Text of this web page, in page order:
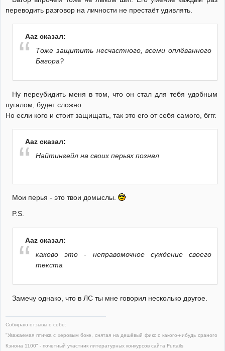
переводить разговор на личности не престаёт удивлять.
Aaz сказал:
Тоже защитить несчастного, всеми оплёванного
Багора?
Ну переубидить меня в том, что он стал для тебя удобным
пугалом, будет сложно.
Но если кого и стоит защищать, так это его от себя самого, бггг.
Aaz сказал:
Найтингейл на своих перьях познал
Мои перья - это твои домыслы.
P.S.
Aaz сказал:
каково это - неправомочное суждение своего
текста
Замечу однако, что в ЛС ты мне говорил несколько другое.
Собираю отзывы о себе:
"Уважаемая птичка с херовым боке, снятая на дешёвый фикс с какого-нибудь сраного
Кэнона 1100" - почетный участник литературных конкурсов сайта Furtails